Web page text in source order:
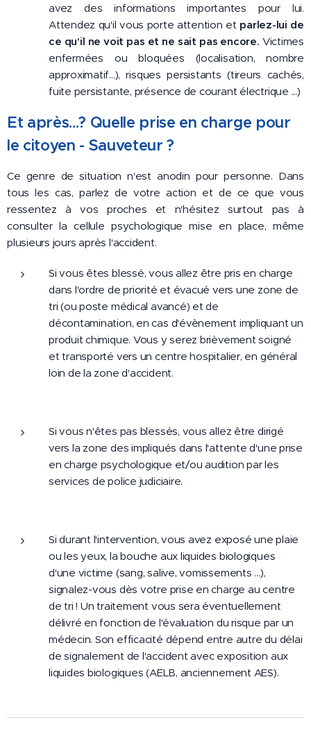
avez des informations importantes pour lui.
Attendez qu'il vous porte attention et parlez-lui de
ce qu'il ne voit pas et ne sait pas encore. Victimes
enfermées ou bloquées (localisation, nombre
approximatif...), risques persistants (tireurs cachés,
fuite persistante, présence de courant électrique ...)
Et après...? Quelle prise en charge pour
le citoyen - Sauveteur ?
Ce genre de situation n'est anodin pour personne. Dans
tous les cas, parlez de votre action et de ce que vous
ressentez à vos proches et n'hésitez surtout pas à
consulter la cellule psychologique mise en place, même
plusieurs jours après l'accident.
Si vous êtes blessé, vous allez être pris en charge
dans l'ordre de priorité et évacué vers une zone de
tri (ou poste médical avancé) et de
décontamination, en cas d'évènement impliquant un
produit chimique. Vous y serez brièvement soigné
et transporté vers un centre hospitalier, en général
loin de la zone d'accident.
Si vous n'êtes pas blessés, vous allez être dirigé
vers la zone des impliqués dans l'attente d'une prise
en charge psychologique et/ou audition par les
services de police judiciaire.
Si durant l'intervention, vous avez exposé une plaie
ou les yeux, la bouche aux liquides biologiques
d'une victime (sang, salive, vomissements ...),
signalez-vous dès votre prise en charge au centre
de tri ! Un traitement vous sera éventuellement
délivré en fonction de l'évaluation du risque par un
médecin. Son efficacité dépend entre autre du délai
de signalement de l'accident avec exposition aux
liquides biologiques (AELB, anciennement AES).